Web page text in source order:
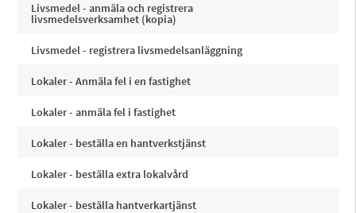
Livsmedel - anmäla och registrera
livsmedelsverksamhet (kopia)
Livsmedel - registrera livsmedelsanläggning
Lokaler - Anmäla fel i en fastighet
Lokaler - anmäla fel i fastighet
Lokaler - beställa en hantverkstjänst
Lokaler - beställa extra lokalvård
Lokaler - beställa hantverkartjänst